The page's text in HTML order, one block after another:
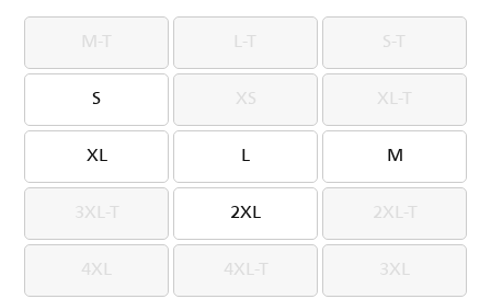
S-T
S-T
L-T
L-T
M-T
M-T
XL-T
XL-T
XS
XS
S
S
M
M
L
L
XL
XL
2XL-T
2XL-T
2XL
2XL
3XL-T
3XL-T
3XL
3XL
4XL-T
4XL-T
4XL
4XL